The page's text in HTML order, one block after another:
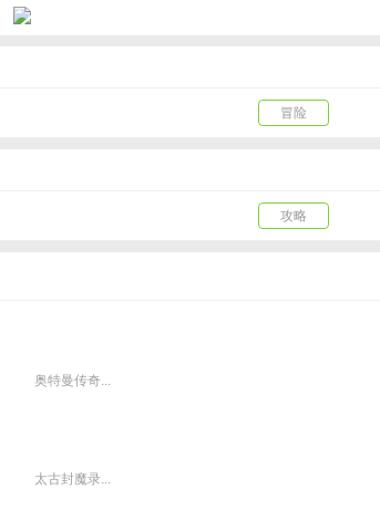
冒险
攻略
奥特曼传奇...
太古封魔录...